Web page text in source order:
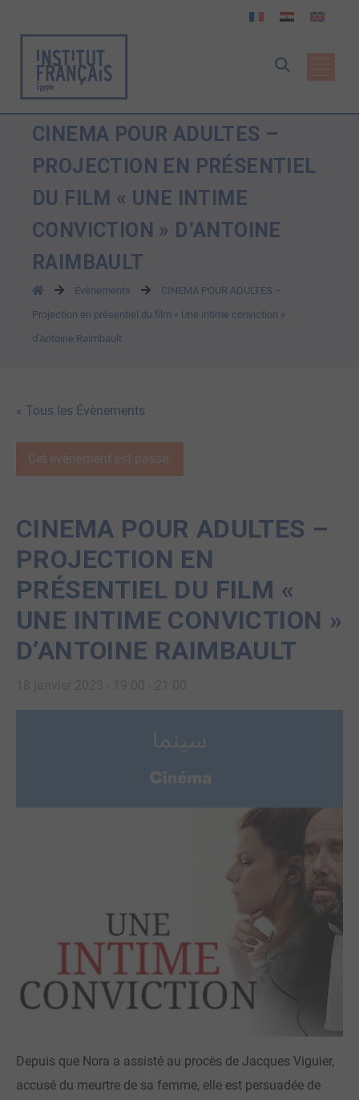
CINEMA POUR ADULTES –
PROJECTION EN PRÉSENTIEL
DU FILM « UNE INTIME
CONVICTION » D’ANTOINE
RAIMBAULT
Évènements
CINEMA POUR ADULTES –
Projection en présentiel du film « Une intime conviction »
d’Antoine Raimbault
« Tous les Évènements
Cet évènement est passé.
CINEMA POUR ADULTES –
PROJECTION EN
PRÉSENTIEL DU FILM «
UNE INTIME CONVICTION »
D’ANTOINE RAIMBAULT
Depuis que Nora a assisté au procès de Jacques Viguier,
accusé du meurtre de sa femme, elle est persuadée de